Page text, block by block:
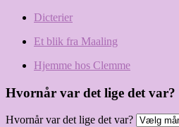
Dicterier
Et blik fra Maaling
Hjemme hos Clemme
Hvornår var det lige det var?
Hvornår var det lige det var?